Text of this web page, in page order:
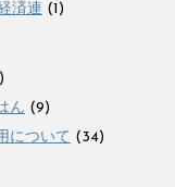
済連 (1)
ん (9)
について (34)